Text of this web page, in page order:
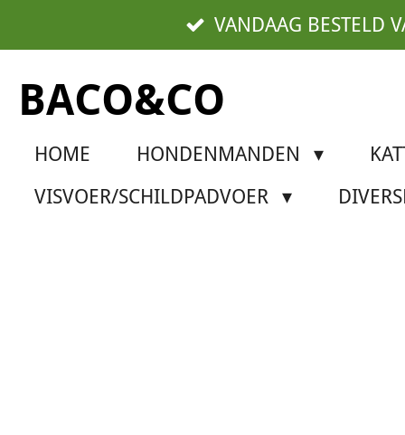
direct
naar
de
hoofdinhoud
VANDAAG BESTELD
BACO&CO
HOME HONDENMANDEN
VISVOER/SCHILDPADVOER